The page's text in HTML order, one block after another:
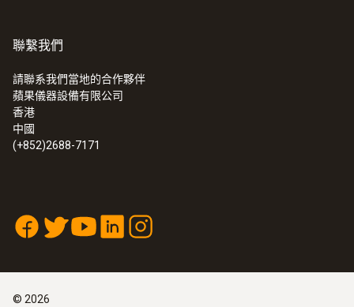
操作溫度
-40 ~ +100 °C
0.3 bar
±0.2%,全量程)
聯繫我們
請聯系我們當地的合作夥伴
蘋果儀器設備有限公司
香港
中國
(+852)2688-7171
© 2026